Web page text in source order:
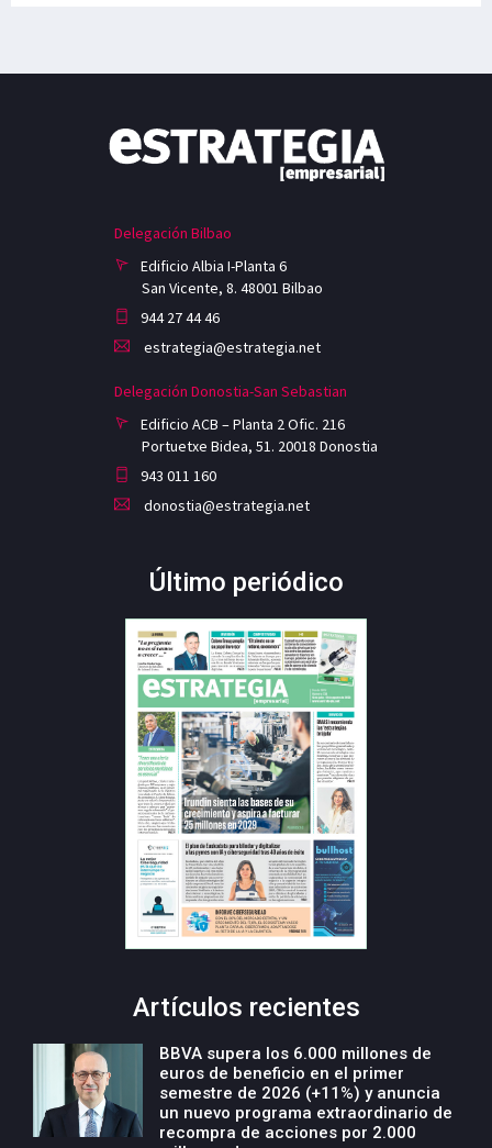
Delegación Bilbao
Edificio Albia I-Planta 6
San Vicente, 8. 48001 Bilbao
944 27 44 46
estrategia@estrategia.net
Delegación Donostia-San Sebastian
Edificio ACB – Planta 2 Ofic. 216
Portuetxe Bidea, 51. 20018 Donostia
943 011 160
donostia@estrategia.net
Último periódico
Artículos recientes
BBVA supera los 6.000 millones de
euros de beneficio en el primer
semestre de 2026 (+11%) y anuncia
un nuevo programa extraordinario de
recompra de acciones por 2.000